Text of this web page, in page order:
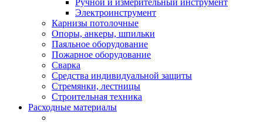
Электроинструмент
Карнизы потолочные
Опоры, анкеры, шпильки
Паяльное оборудование
Пожарное оборудование
Сварка
Средства индивидуальной защиты
Стремянки, лестницы
Строительная техника
Расходные материалы